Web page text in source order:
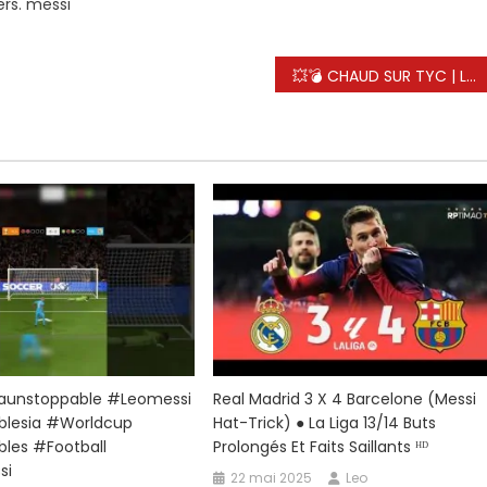
💥💣 CHAUD SUR TYC | Les adieux de rêve de Lionel Messi
#leomessi
#worldcup
#football
Real Madrid 3 X 4 Barcelone (Messi
Hat-Trick) ● La Liga 13/14 Buts
Prolongés Et Faits Saillants ᴴᴰ
22 mai 2025 Leo